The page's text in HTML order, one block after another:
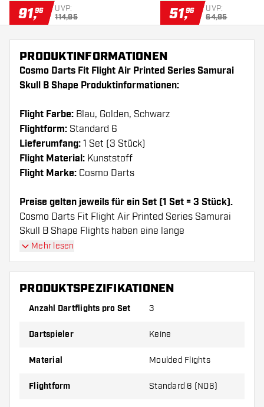
91,96 UVP:
114,95 51,96 UVP:
64,95
PRODUKTINFORMATIONEN
Cosmo Darts Fit Flight Air Printed Series Samurai
Skull B Shape Produktinformationen:
Flight Farbe: Blau, Golden, Schwarz
Flightform: Standard 6
Lieferumfang: 1 Set (3 Stück)
Flight Material: Kunststoff
Flight Marke: Cosmo Darts
Preise gelten jeweils für ein Set (1 Set = 3 Stück).
Cosmo Darts Fit Flight Air Printed Series Samurai
Skull B Shape Flights haben eine lange
Lebenserwartung. Diese Flights können nur mit
Cosmo Fit Shafts verwendet werden.
Dartshopper Tipp!
Shafts. Diese können sich durch Gebrauch
Probieren Sie eine andere Form, ein anderes
Mehr lesen
PRODUKTSPEZIFIKATIONEN
Anzahl Dartflights pro Set 3
Dartspieler Keine
Material Moulded Flights
Flightform Standard 6 (NO6)